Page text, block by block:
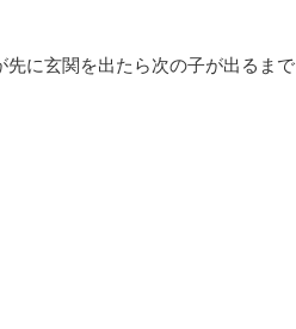
に玄関を出たら次の子が出るまで